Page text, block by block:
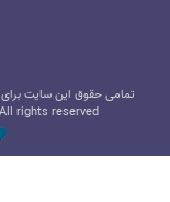
تمامی حقوق این سایت
rights reserved